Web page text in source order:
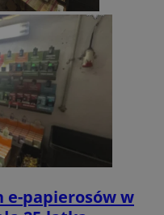
e-papierosów w